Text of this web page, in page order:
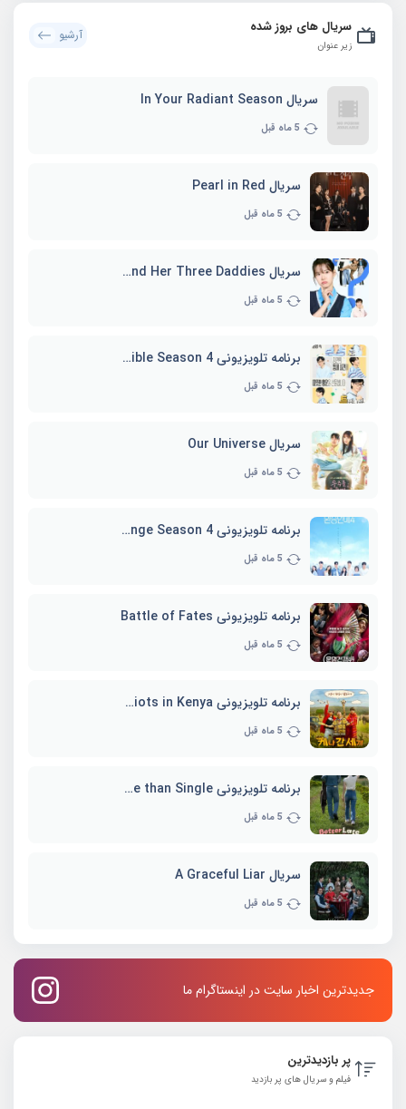
سریال های بروز شده
زیر عنوان
آرشیو
سریال In Your Radiant Season
5 ماه قبل
سریال Pearl in Red
5 ماه قبل
سریال Marie and Her Three Daddies
5 ماه قبل
برنامه تلویزیونی Whenever Possible Season 4
5 ماه قبل
سریال Our Universe
5 ماه قبل
برنامه تلویزیونی EXchange Season 4
5 ماه قبل
برنامه تلویزیونی Battle of Fates
5 ماه قبل
برنامه تلویزیونی Three Idiots in Kenya
5 ماه قبل
برنامه تلویزیونی Better Late than Single
5 ماه قبل
سریال A Graceful Liar
5 ماه قبل
جدیدترین اخبار سایت در اینستاگرام ما
پر بازدیدترین
فیلم و سریال های پر بازدید